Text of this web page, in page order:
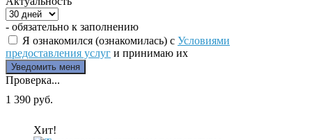
- обязательно к заполнению
Я ознакомился (ознакомилась) с Условиями
предоставления услуг и принимаю их
Проверка...
1 390 руб.
Хит!